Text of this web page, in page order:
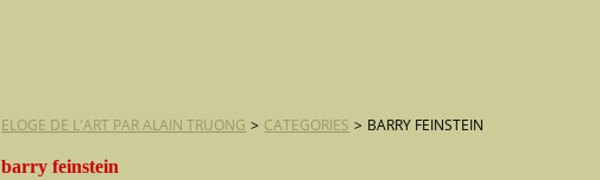
ELOGE DE L'ART PAR ALAIN TRUONG > CATEGORIES > BARRY FEINSTEIN
barry feinstein